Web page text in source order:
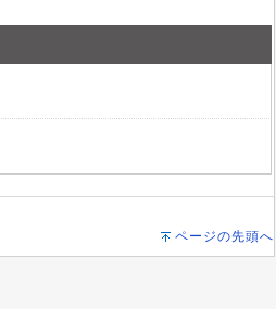
ページの先頭へ